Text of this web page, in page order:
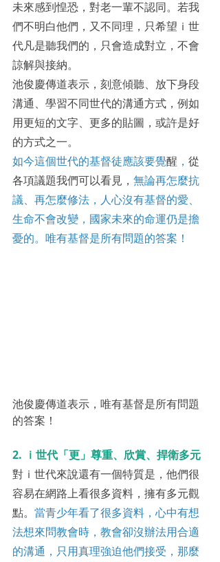
未來感到惶恐，對老一輩不認同。若我
們不明白他們，又不同理，只希望ｉ世
代凡是聽我們的，只會造成對立，不會
諒解與接納。
池俊慶傳道表示，刻意傾聽、放下身段
溝通、學習不同世代的溝通方式，例如
用更短的文字、更多的貼圖，或許是好
的方式之一。
如今這個世代的基督徒應該要覺醒 ， 從
各項議題我們可以看見， 無論再怎麼抗
議、再怎麼修法，人心沒有基督的愛、
生命不會改變，國家未來的命運仍是擔
憂的。唯有基督是所有問題的答案！
池俊慶傳道表示，唯有基督是所有問題
的答案！
2. ｉ世代「更」尊重、欣賞、捍衛多元
對ｉ世代來說還有一個特質是，他們很
容易在網路上看很多資料，擁有多元觀
點。 當青少年看了很多資料，心中有想
法想來問教會時，教會卻沒辦法用合適
的溝通，只用真理強迫他們接受，那麼